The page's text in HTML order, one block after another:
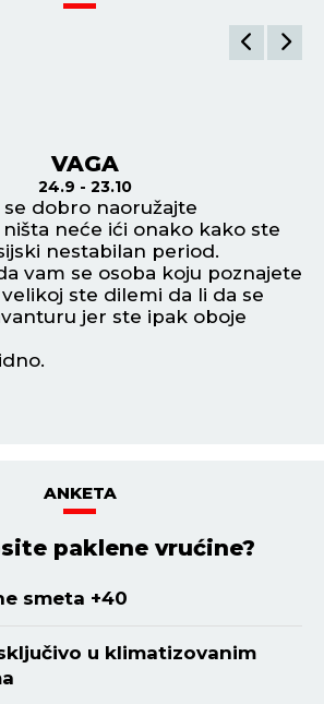
VAGA
24.9 - 23.10
se dobro naoružajte
neće ići onako kako ste
nestabilan period.
vam se osoba koju poznajete
ste dilemi da li da se
jer ste ipak oboje
ANKETA
paklene vrućine?
smeta +40
u klimatizovanim